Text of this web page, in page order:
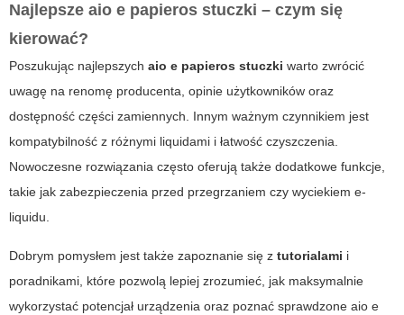
Najlepsze aio e papieros stuczki – czym się
kierować?
Poszukując najlepszych aio e papieros stuczki warto zwrócić
uwagę na renomę producenta, opinie użytkowników oraz
dostępność części zamiennych. Innym ważnym czynnikiem jest
kompatybilność z różnymi liquidami i łatwość czyszczenia.
Nowoczesne rozwiązania często oferują także dodatkowe funkcje,
takie jak zabezpieczenia przed przegrzaniem czy wyciekiem e-
liquidu.
Dobrym pomysłem jest także zapoznanie się z tutorialami i
poradnikami, które pozwolą lepiej zrozumieć, jak maksymalnie
wykorzystać potencjał urządzenia oraz poznać sprawdzone aio e